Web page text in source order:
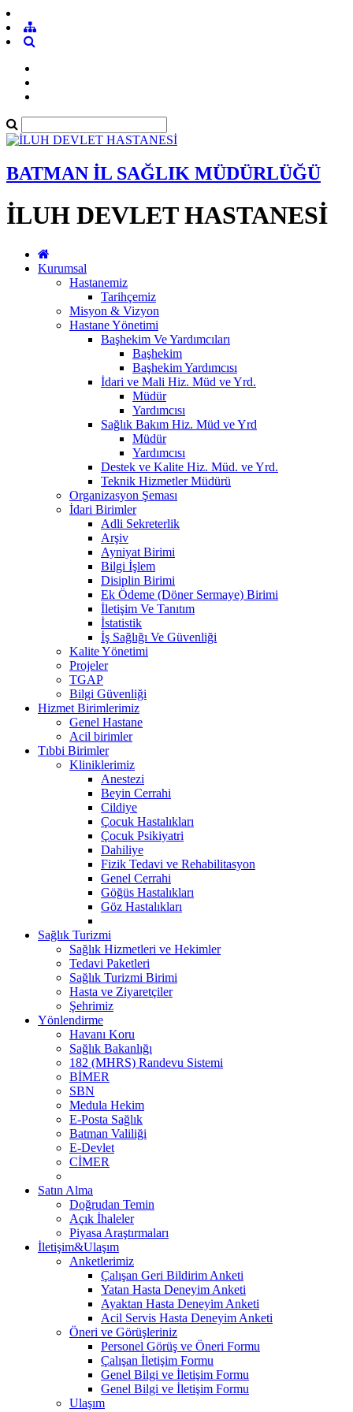
BATMAN İL SAĞLIK MÜDÜRLÜĞÜ
İLUH DEVLET HASTANESİ
Kurumsal
Hastanemiz
Tarihçemiz
Misyon & Vizyon
Hastane Yönetimi
Başhekim Ve Yardımcıları
Başhekim
Başhekim Yardımcısı
İdari ve Mali Hiz. Müd ve Yrd.
Müdür
Yardımcısı
Sağlık Bakım Hiz. Müd ve Yrd
Müdür
Yardımcısı
Destek ve Kalite Hiz. Müd. ve Yrd.
Teknik Hizmetler Müdürü
Organizasyon Şeması
İdari Birimler
Adli Sekreterlik
Arşiv
Ayniyat Birimi
Bilgi İşlem
Disiplin Birimi
Ek Ödeme (Döner Sermaye) Birimi
İletişim Ve Tanıtım
İstatistik
İş Sağlığı Ve Güvenliği
Kalite Yönetimi
Projeler
TGAP
Bilgi Güvenliği
Hizmet Birimlerimiz
Genel Hastane
Acil birimler
Tıbbi Birimler
Kliniklerimiz
Anestezi
Beyin Cerrahi
Cildiye
Çocuk Hastalıkları
Çocuk Psikiyatri
Dahiliye
Fizik Tedavi ve Rehabilitasyon
Genel Cerrahi
Göğüs Hastalıkları
Göz Hastalıkları
Sağlık Turizmi
Sağlık Hizmetleri ve Hekimler
Tedavi Paketleri
Sağlık Turizmi Birimi
Hasta ve Ziyaretçiler
Şehrimiz
Yönlendirme
Havanı Koru
Sağlık Bakanlığı
182 (MHRS) Randevu Sistemi
BİMER
SBN
Medula Hekim
E-Posta Sağlık
Batman Valiliği
E-Devlet
CİMER
Satın Alma
Doğrudan Temin
Açık İhaleler
Piyasa Araştırmaları
İletişim&Ulaşım
Anketlerimiz
Çalışan Geri Bildirim Anketi
Yatan Hasta Deneyim Anketi
Ayaktan Hasta Deneyim Anketi
Acil Servis Hasta Deneyim Anketi
Öneri ve Görüşleriniz
Personel Görüş ve Öneri Formu
Çalışan İletişim Formu
Genel Bilgi ve İletişim Formu
Genel Bilgi ve İletişim Formu
Ulaşım